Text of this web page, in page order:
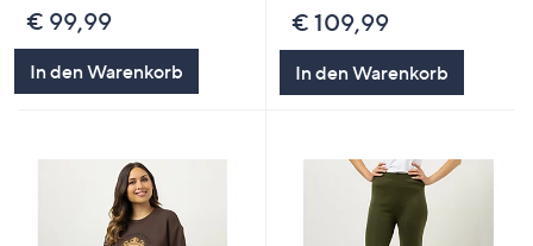
€ 99,99
In den Warenkorb
€ 109,99
In den Warenkorb